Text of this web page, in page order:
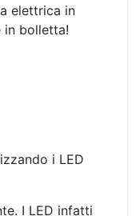
elettrica in
in bolletta!
i LED
I LED infatti